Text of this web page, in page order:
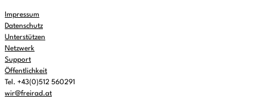
Impressum
Datenschutz
Unterstützen
Netzwerk
Support
Öffentlichkeit
Tel. +43(0)512 560291
wir@freirad.at